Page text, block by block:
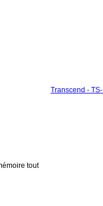
Transcend -